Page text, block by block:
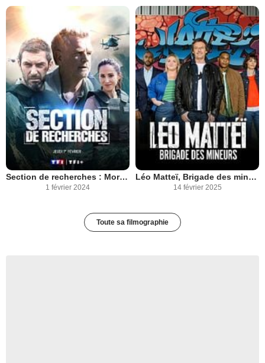
Section de recherches : Mortelle randonnée
1 février 2024
Léo Matteï, Brigade des mineurs
14 février 2025
Toute sa filmographie